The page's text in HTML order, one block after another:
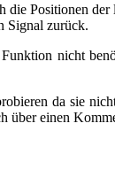
Positionen
Signal zurück.
nicht
da sie
über einen